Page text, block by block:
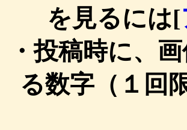
を見るには[
・投稿時に、
る数字（１回